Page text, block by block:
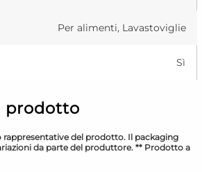
Per alimenti, Lavastoviglie
Sì
prodotto
rappresentative del prodotto. Il packaging
da parte del produttore. ** Prodotto a